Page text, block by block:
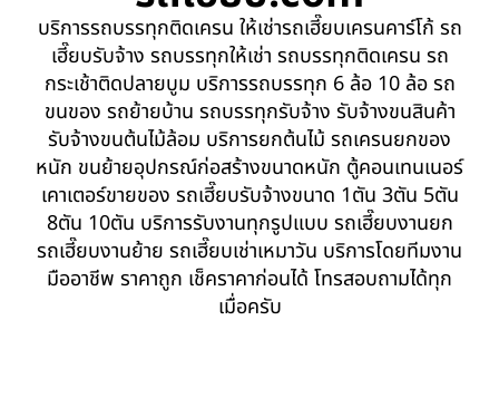
บริการรถบรรทุกติดเครน ให้เช่ารถเฮี๊ยบเครนคาร์โก้ รถ
เฮี๊ยบรับจ้าง รถบรรทุกให้เช่า รถบรรทุกติดเครน รถ
กระเช้าติดปลายบูม บริการรถบรรทุก 6 ล้อ 10 ล้อ รถ
ขนของ รถย้ายบ้าน รถบรรทุกรับจ้าง รับจ้างขนสินค้า
รับจ้างขนต้นไม้ล้อม บริการยกต้นไม้ รถเครนยกของ
หนัก ขนย้ายอุปกรณ์ก่อสร้างขนาดหนัก ตู้คอนเทนเนอร์
เคาเตอร์ขายของ รถเฮี๊ยบรับจ้างขนาด 1ตัน 3ตัน 5ตัน
8ตัน 10ตัน บริการรับงานทุกรูปแบบ รถเฮี๊ยบงานยก
รถเฮี๊ยบงานย้าย รถเฮี๊ยบเช่าเหมาวัน บริการโดยทีมงาน
มืออาชีพ ราคาถูก เช็คราคาก่อนได้ โทรสอบถามได้ทุก
เมื่อครับ